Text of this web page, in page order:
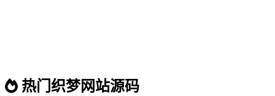
热门织梦网站源码